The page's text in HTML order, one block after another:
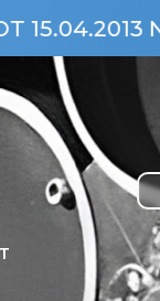
№360)